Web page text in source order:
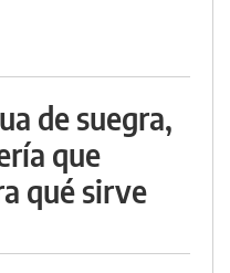
de suegra,
que
qué sirve